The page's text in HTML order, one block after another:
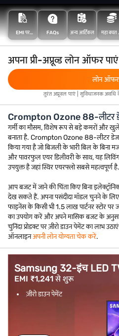
EMI पर
खरीदारी करें
FAQs अन्य आर्टिकल
महा बचत
साथ
अपना प्री-अप्रूव्ड लोन ऑफर पाएं
लोन
तुरंत अप्रूवल पाएं | सुविधाजनक अवधि
Crompton Ozone 88-लीटर
गर्मी का मौसम, विशेष रूप से बड़े कमरों और
बनाता है. Crompton Ozone 88-लीटर
किया गया है जो बिजली के भारी बिल के बिना
और पावरफुल एयर डिलीवरी के साथ, यह
उपयुक्त है जहां स्थिर एयरफ्लो सबसे महत्वपूर्ण है.
आप बजट में जाने की चिंता किए बिना
देख सकते हैं. अपना पसंदीदा मॉडल चुनने के
फाइनेंस के किसी भी 1.5 लाख पार्टनर स्टोर
का उपयोग करें और अपने मासिक बजट के
चुनिंदा प्रोडक्ट पर ज़ीरो डाउन पेमेंट का लाभ
ऑनलाइनअपनी लोन योग्यता चेक करें.
Samsung 32-इंच LED
EMI ₹1,241 से शुरू
ज़ीरो डाउन पेमेंट